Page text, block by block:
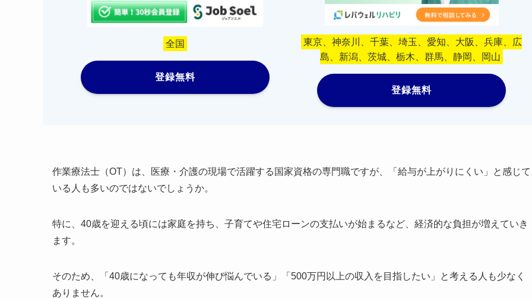
全国
登録無料
東京、神奈川、千葉、埼玉、愛知、大阪、兵庫、広
島、新潟、茨城、栃木、群馬、静岡、岡山
登録無料
作業療法士（OT）は、医療・介護の現場で活躍する国家資格の専門職ですが、「給与が上がりにくい」と感じて
いる人も多いのではないでしょうか。
特に、40歳を迎える頃には家庭を持ち、子育てや住宅ローンの支払いが始まるなど、経済的な負担が増えていき
ます。
そのため、「40歳になっても年収が伸び悩んでいる」「500万円以上の収入を目指したい」と考える人も少なく
ありません。